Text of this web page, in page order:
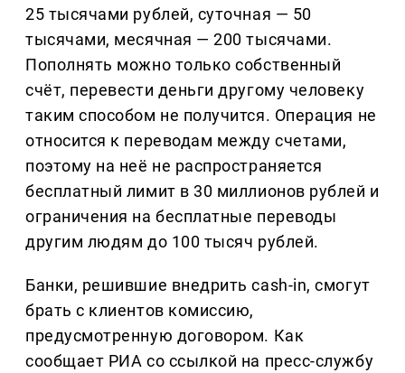
25 тысячами рублей, суточная — 50
тысячами, месячная — 200 тысячами.
Пополнять можно только собственный
счёт, перевести деньги другому человеку
таким способом не получится. Операция не
относится к переводам между счетами,
поэтому на неё не распространяется
бесплатный лимит в 30 миллионов рублей и
ограничения на бесплатные переводы
другим людям до 100 тысяч рублей.
Банки, решившие внедрить cash-in, смогут
брать с клиентов комиссию,
предусмотренную договором. Как
сообщает РИА со ссылкой на пресс-службу